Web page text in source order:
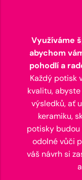
Využíváme
abychom
pohodlí a
Každý potisk
kvalitu,
výsledků, ať
keramiku,
potisky budou
odolné vůči
váš návrh si